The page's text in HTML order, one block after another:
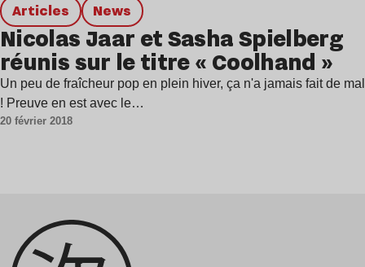
Articles news
Nicolas Jaar et Sasha Spielberg
réunis sur le titre « Coolhand »
Un peu de fraîcheur pop en plein hiver, ça n'a jamais fait de mal
! Preuve en est avec le…
20 février 2018